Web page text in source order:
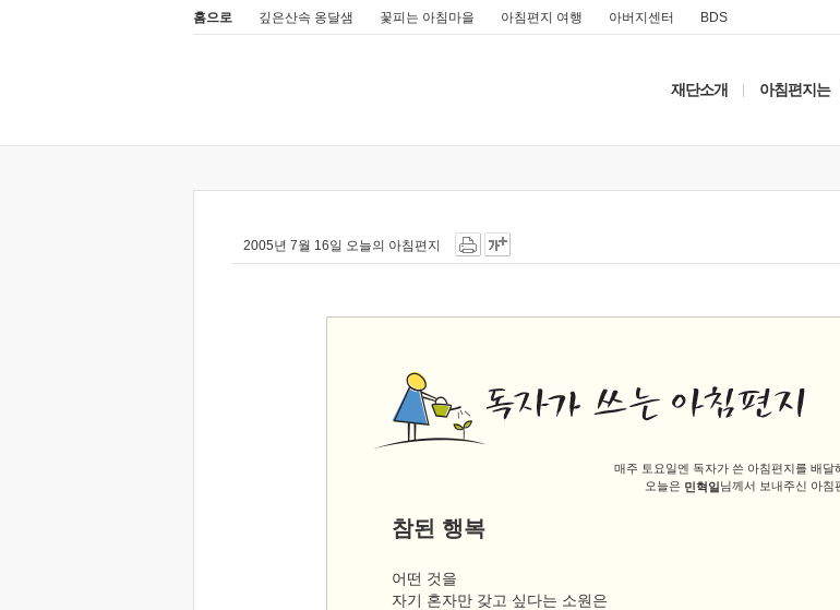
홈으로 깊은산속 옹달샘 꽃피는 아침마을 아침편지 여행 아버지센터 BDS
재단소개 아침편지는
2005년 7월 16일 오늘의 아침편지
매주 토요일엔 독자가 쓴 아침편지를 배달
오늘은 민혁일님께서 보내주신 아침
참된 행복
어떤 것을
자기 혼자만 갖고 싶다는 소원은